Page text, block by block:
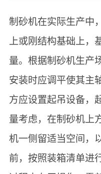
制砂机在实际生产中
上或刚结构基础上，
量。根据制砂机生产
安装时应调平使其主
方应设置起吊设备，
量考虑，在制砂机上
机一侧留适当空间，
前，按照装箱清单进